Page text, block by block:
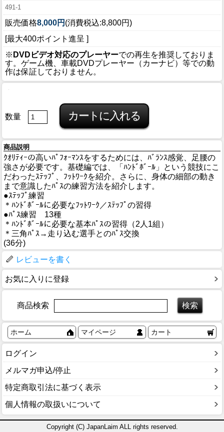
491-1
販売価格8,000円 (消費税込:8,800円)
[最大400ポイント進呈 ]
※ DVDビデオ対応のプレーヤーでの再生を推奨しておりま
す。ゲーム機、車載DVDプレーヤー（カーナビ）等での動
作は保証しておりません。
数量
商品説明
ｸｵﾘﾃｨｰの高いﾊﾟﾌｫｰﾏﾝｽをするためには、ﾊﾞﾗﾝｽ感覚、足腰の
強さが必要です。基礎編では、「ﾊﾝﾄﾞﾎﾞｰﾙ」という競技にこ
だわったｽﾃｯﾌﾟ、ﾌｯﾄﾜｰｸを紹介。さらに、身体の細部の動き
まで意識したﾊﾟｽの練習方法を紹介します。
●ｽﾃｯﾌﾟ練習
＊ﾊﾝﾄﾞﾎﾞｰﾙに必要なﾌｯﾄﾜｰｸ／ｽﾃｯﾌﾟの習得
●ﾊﾟｽ練習 13種
＊ﾊﾝﾄﾞﾎﾞｰﾙに必要な基本ﾊﾟｽの習得（2人1組）
＊三角ﾊﾟｽ→走り込む選手とのﾊﾟｽ交換
(36分)
レビューを書く
お気に入りに登録
商品検索
ホーム マイページ カート
ログイン
メルマガ申込/停止
特定商取引法に基づく表示
個人情報の取扱いについて
Copyright (C) JapanLaim ALL rights reserved.